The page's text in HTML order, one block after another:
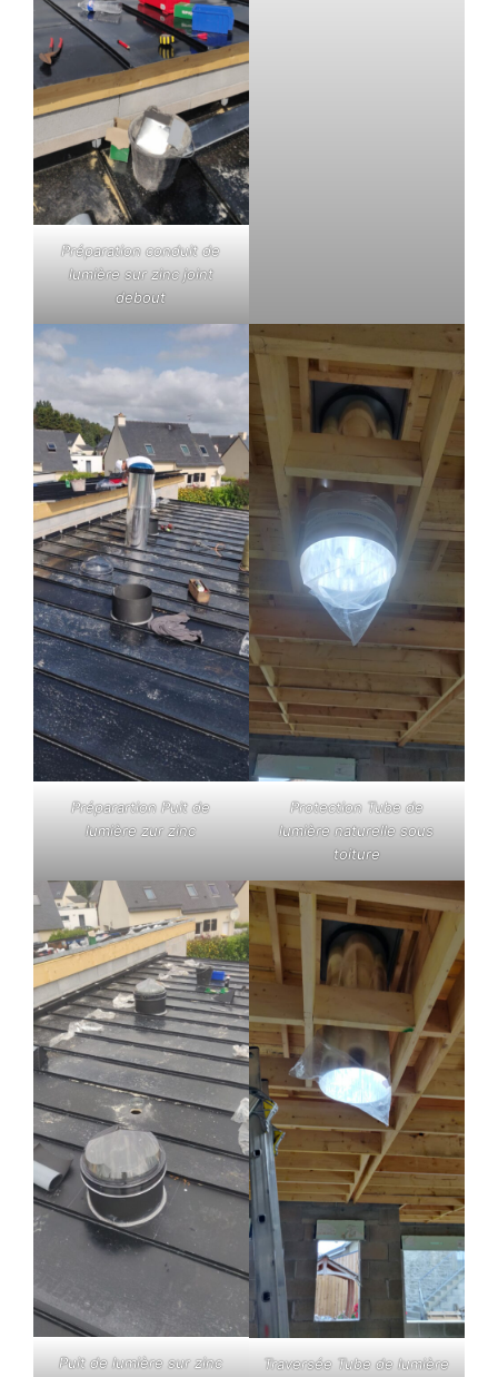
Préparation conduit de
lumière sur zinc joint
debout
Préparartion Puit de
lumière zur zinc
Protection Tube de
lumière naturelle sous
toiture
Puit de lumière sur zinc
Traversée Tube de lumière